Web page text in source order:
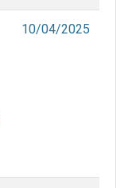
10/04/2025